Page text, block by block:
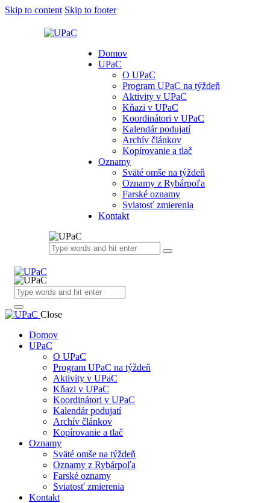
Skip to content Skip to footer
Domov
UPaC
O UPaC
Program UPaC na týždeň
Aktivity v UPaC
Kňazi v UPaC
Koordinátori v UPaC
Kalendár podujatí
Archív článkov
Kopírovanie a tlač
Oznamy
Sväté omše na týždeň
Oznamy z Rybárpoľa
Farské oznamy
Sviatosť zmierenia
Kontakt
Close
Domov
UPaC
O UPaC
Program UPaC na týždeň
Aktivity v UPaC
Kňazi v UPaC
Koordinátori v UPaC
Kalendár podujatí
Archív článkov
Kopírovanie a tlač
Oznamy
Sväté omše na týždeň
Oznamy z Rybárpoľa
Farské oznamy
Sviatosť zmierenia
Kontakt